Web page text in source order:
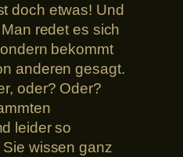
doch etwas! Und
redet es sich
bekommt
anderen gesagt.
oder? Oder?
leider so
wissen ganz